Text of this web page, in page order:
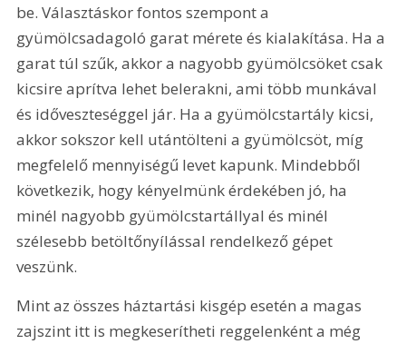
be. Választáskor fontos szempont a
gyümölcsadagoló garat mérete és kialakítása. Ha a
garat túl szűk, akkor a nagyobb gyümölcsöket csak
kicsire aprítva lehet belerakni, ami több munkával
és időveszteséggel jár. Ha a gyümölcstartály kicsi,
akkor sokszor kell utántölteni a gyümölcsöt, míg
megfelelő mennyiségű levet kapunk. Mindebből
következik, hogy kényelmünk érdekében jó, ha
minél nagyobb gyümölcstartállyal és minél
szélesebb betöltőnyílással rendelkező gépet
veszünk.
Mint az összes háztartási kisgép esetén a magas
zajszint itt is megkeserítheti reggelenként a még